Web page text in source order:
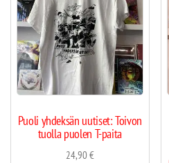
Puoli yhdeksän uutiset: Toivon
tuolla puolen T-paita
24,90€